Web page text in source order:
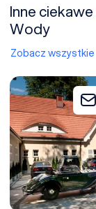
Inne
Wody
Zobacz wszystkie
Park Hotel